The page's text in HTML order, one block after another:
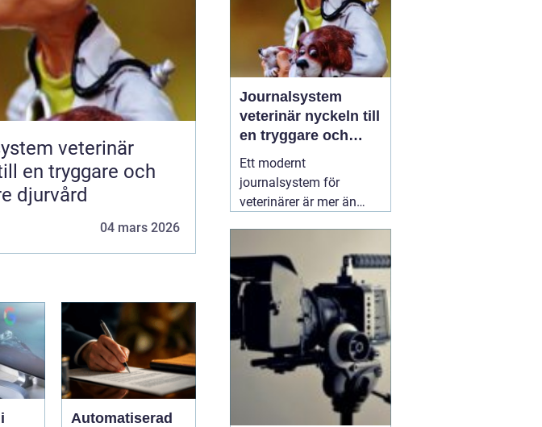
veterinär
en tryggare och
djurvård
04 mars 2026
Automatiserad
Journalsystem
veterinär nyckeln till
en tryggare och
smidigare djurvård
Ett modernt
journalsystem för
veterinärer är mer än
patienter ökar och
kraven på
dokumentation skärps,
blir ett genomtänkt
system avgörande för
både kvalitet och
arbetsmiljö. Ett bra04